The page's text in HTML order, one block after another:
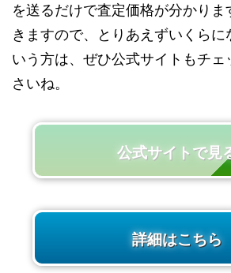
を送るだけで査定価格が分かり
きますので、とりあえずいくらに
いう方は、ぜひ公式サイトもチェ
さいね。
公式サイトで見
詳細はこちら